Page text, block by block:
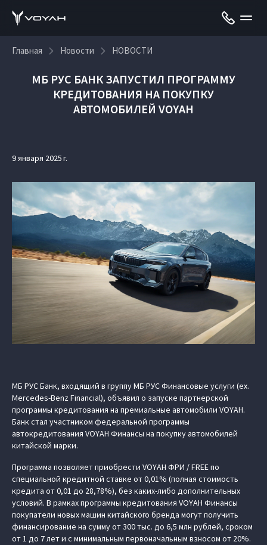
Главная Новости НОВОСТИ
МБ РУС БАНК ЗАПУСТИЛ ПРОГРАММУ
КРЕДИТОВАНИЯ НА ПОКУПКУ
АВТОМОБИЛЕЙ VOYAH
9 января 2025 г.
МБ РУС Банк, входящий в группу МБ РУС Финансовые услуги (ex.
Mercedes-Benz Financial), объявил о запуске партнерской
программы кредитования на премиальные автомобили VOYAH.
Банк стал участником федеральной программы
автокредитования VOYAH Финансы на покупку автомобилей
китайской марки.
Программа позволяет приобрести VOYAH ФРИ / FREE по
специальной кредитной ставке от 0,01% (полная стоимость
кредита от 0,01 до 28,78%), без каких-либо дополнительных
условий. В рамках программы кредитования VOYAH Финансы
покупатели новых машин китайского бренда могут получить
финансирование на сумму от 300 тыс. до 6,5 млн рублей, сроком
от 1 до 7 лет и с минимальным первоначальным взносом от 20%.